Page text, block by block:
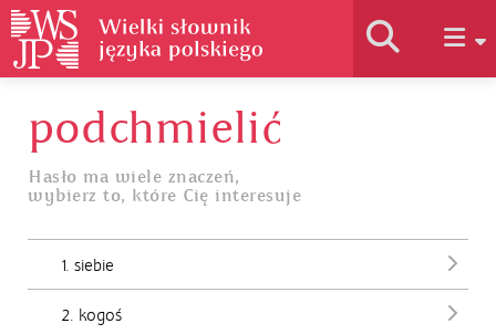
Historia słownika
Jak korzystać
podchmielić
Hasło ma wiele znaczeń,
wybierz to, które Cię interesuje
1. siebie
2. kogoś